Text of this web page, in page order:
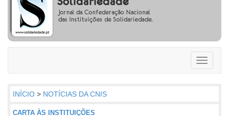
Toggle
INÍCIO > NOTÍCIAS DA CNIS
CARTA ÀS INSTITUIÇÕES